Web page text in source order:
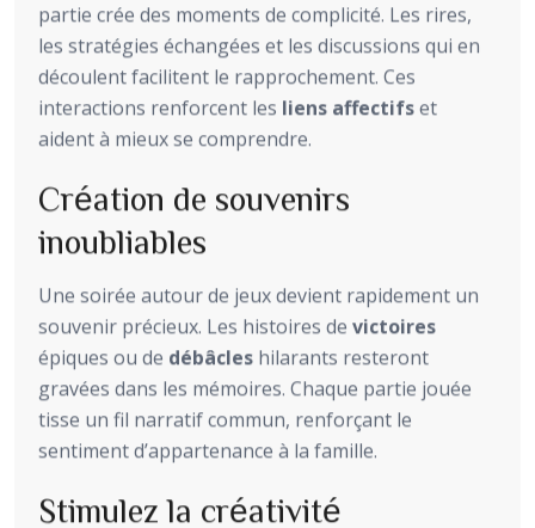
partie crée des moments de complicité. Les rires,
les stratégies échangées et les discussions qui en
découlent facilitent le rapprochement. Ces
interactions renforcent les liens affectifset
aident à mieux se comprendre.
Création de souvenirs
inoubliables
Une soirée autour de jeux devient rapidement un
souvenir précieux. Les histoires de victoires
épiques ou de débâcles hilarants resteront
gravées dans les mémoires. Chaque partie jouée
tisse un fil narratif commun, renforçant le
sentiment d’appartenance à la famille.
Stimulez la créativité